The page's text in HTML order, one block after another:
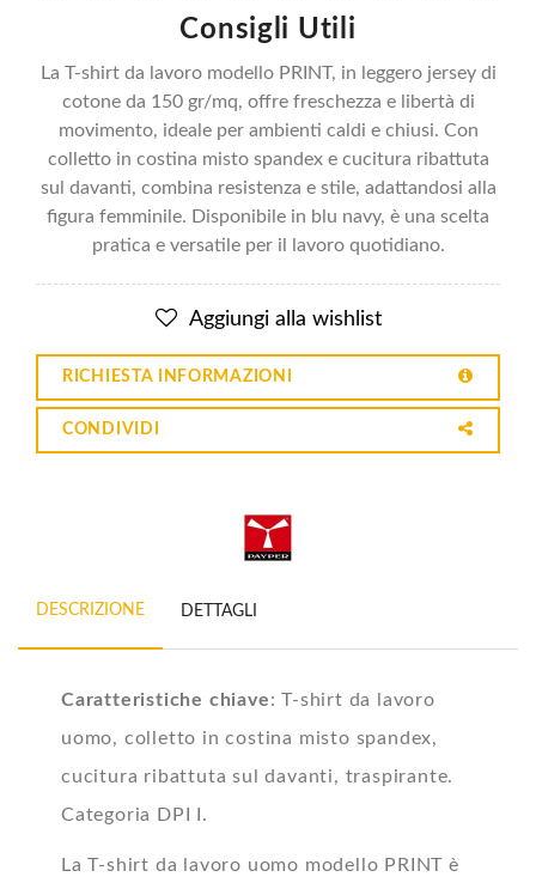
Consigli Utili
La T-shirt da lavoro modello PRINT, in leggero jersey di
cotone da 150 gr/mq, offre freschezza e libertà di
movimento, ideale per ambienti caldi e chiusi. Con
colletto in costina misto spandex e cucitura ribattuta
sul davanti, combina resistenza e stile, adattandosi alla
figura femminile. Disponibile in blu navy, è una scelta
pratica e versatile per il lavoro quotidiano.
Aggiungi alla wishlist
RICHIESTA INFORMAZIONI
CONDIVIDI
DESCRIZIONE DETTAGLI
Caratteristiche chiave: T-shirt da lavoro
uomo, colletto in costina misto spandex,
cucitura ribattuta sul davanti, traspirante.
Categoria DPI I.
La T-shirt da lavoro uomo modello PRINT è